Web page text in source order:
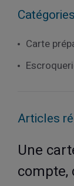
Catégories
Carte
Articles
Une
compte,